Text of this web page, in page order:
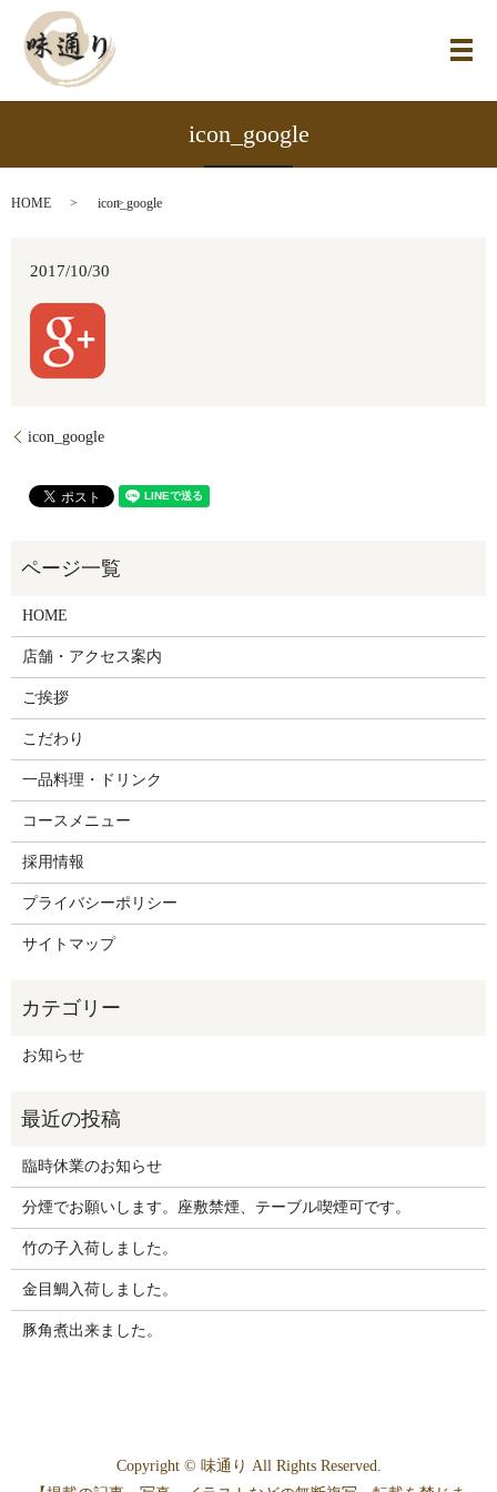
メ
icon_google
HOME icon_google
2017/10/30
icon_google
HOME
店舗・アクセス案内
ご挨拶
こだわり
一品料理・ドリンク
コースメニュー
採用情報
プライバシーポリシー
サイトマップ
お知らせ
臨時休業のお知らせ
分煙でお願いします。座敷禁煙、テーブル喫煙可です。
竹の子入荷しました。
金目鯛入荷しました。
豚角煮出来ました。
Copyright © 味通り All Rights Reserved.